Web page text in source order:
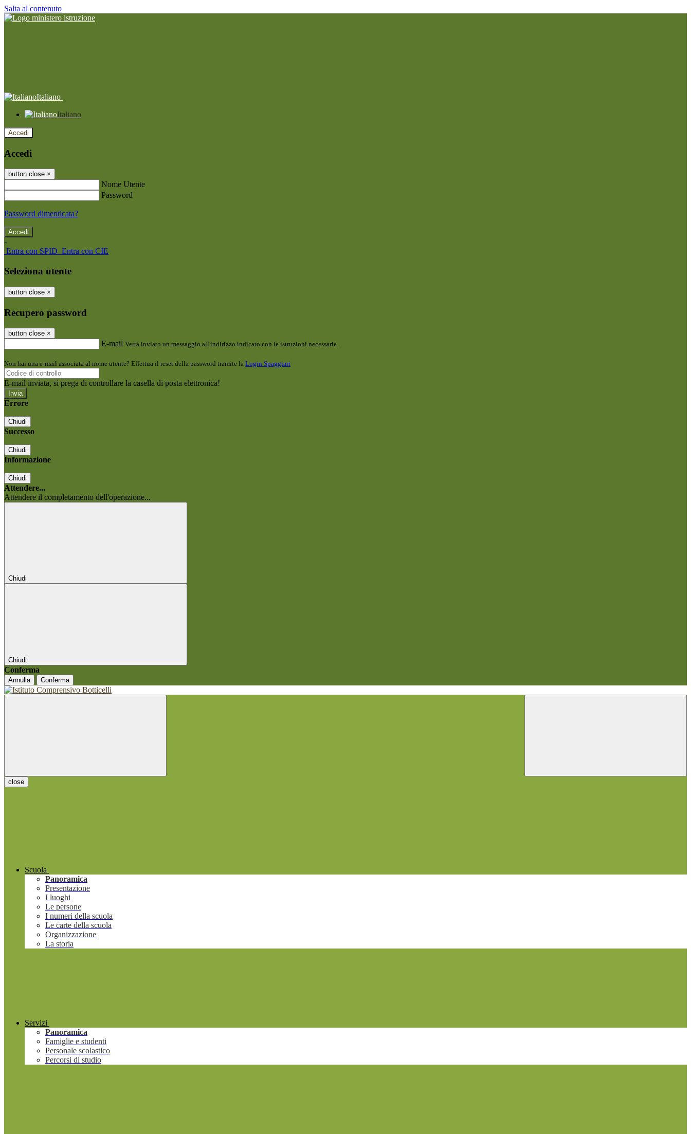
Salta al contenuto
Italiano
Italiano
Accedi
Accedi
button close ×
Nome Utente
Password
Password dimenticata?
-
Entra con SPID Entra con CIE
Seleziona utente
button close ×
Recupero password
button close ×
E-mail Verrà inviato un messaggio all'indirizzo indicato con le istruzioni necessarie.
Non hai una e-mail associata al nome utente? Effettua il reset della password tramite la Login Spaggiari
E-mail inviata, si prega di controllare la casella di posta elettronica!
Errore
Chiudi
Successo
Chiudi
Informazione
Chiudi
Attendere...
Attendere il completamento dell'operazione...
Chiudi
Chiudi
Conferma
Annulla Conferma
close
Scuola
Panoramica
Presentazione
I luoghi
Le persone
I numeri della scuola
Le carte della scuola
Organizzazione
La storia
Servizi
Panoramica
Famiglie e studenti
Personale scolastico
Percorsi di studio